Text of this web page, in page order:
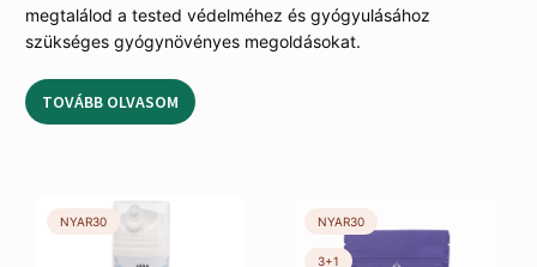
megtalálod a tested védelméhez és gyógyulásához
szükséges gyógynövényes megoldásokat.
TOVÁBB OLVASOM